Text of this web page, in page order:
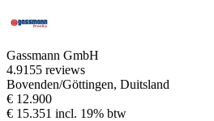
Gassmann GmbH
4.9155 reviews
Bovenden/Göttingen, Duitsland
€ 12.900
€ 15.351 incl. 19% btw